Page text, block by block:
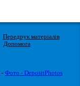
Передрук матеріалів
Допомога
- Фото - DepositPhotos